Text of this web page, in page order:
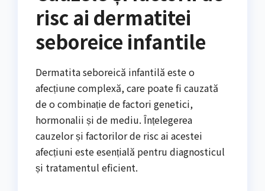
risc ai dermatitei
seboreice infantile
Dermatita seboreică infantilă este o
afecțiune complexă, care poate fi cauzată
de o combinație de factori genetici,
hormonalii și de mediu. Înțelegerea
cauzelor și factorilor de risc ai acestei
afecțiuni este esențială pentru diagnosticul
și tratamentul eficient.